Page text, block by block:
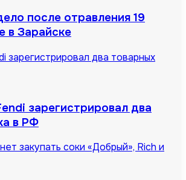
после отравления 19
в Зарайске
зарегистрировал два товарных
зарегистрировал два
в РФ
закупать соки «Добрый», Rich и